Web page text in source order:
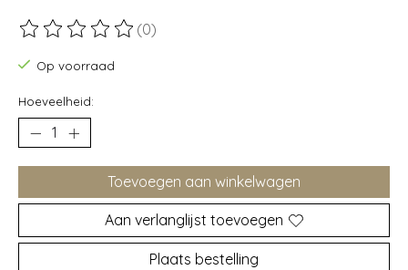
De beoordeling van dit product is
(0)
Op voorraad
Hoeveelheid:
Toevoegen aan winkelwagen
Aan verlanglijst toevoegen
Plaats bestelling